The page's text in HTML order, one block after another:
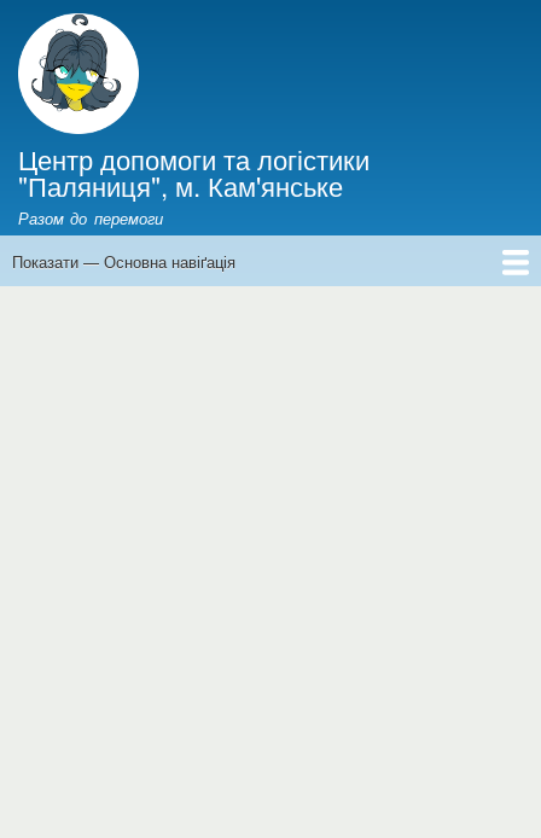
Центр допомоги та логістики
"Паляниця", м. Кам'янське
Разом до перемоги
Основна
Показати — Основна навіґація